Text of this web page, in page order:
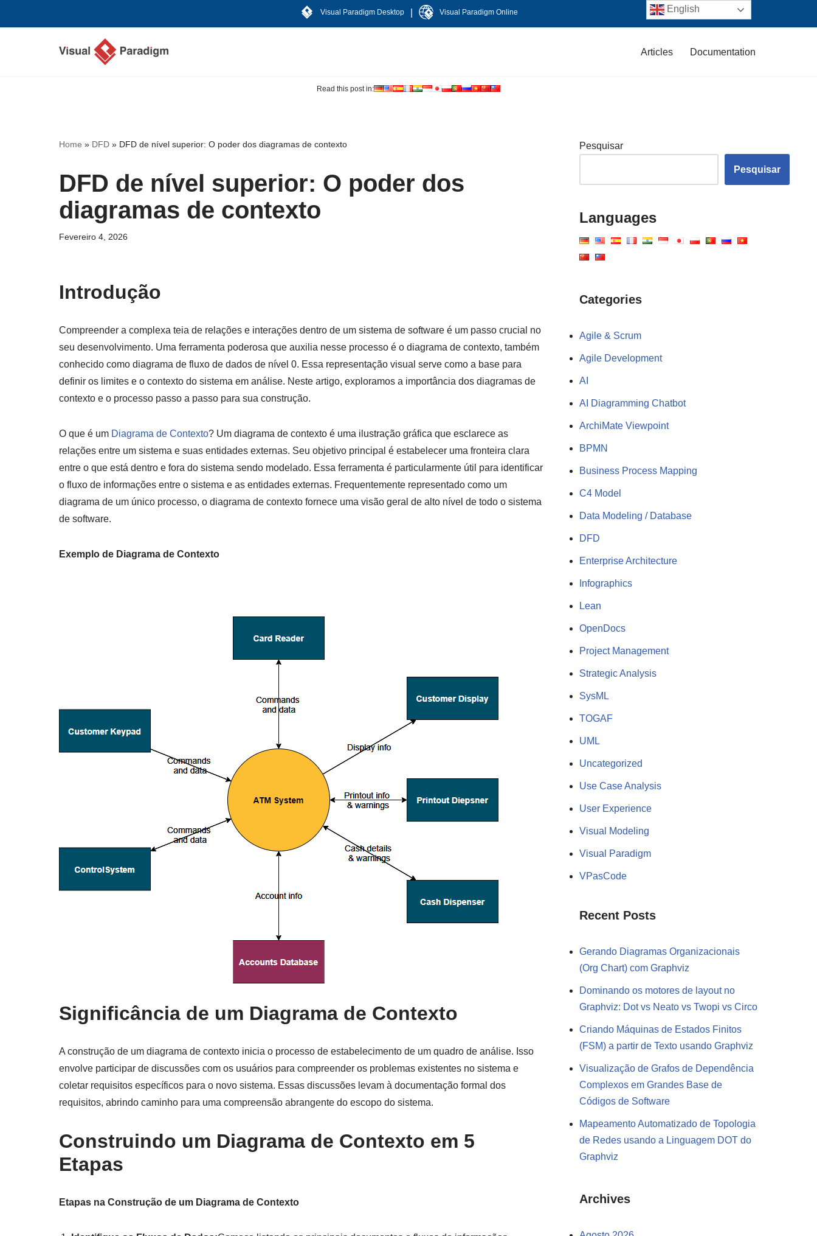
Visual Paradigm Desktop Visual Paradigm Online
Articles Documentation
Read this post in:
Home » DFD » DFD de nível superior: O poder dos diagramas de contexto
DFD de nível superior: O poder dos
diagramas de contexto
Fevereiro 4, 2026
Introdução
Compreender a complexa teia de relações e interações dentro de um sistema de software é um passo crucial no
seu desenvolvimento. Uma ferramenta poderosa que auxilia nesse processo é o diagrama de contexto, também
conhecido como diagrama de fluxo de dados de nível 0. Essa representação visual serve como a base para
definir os limites e o contexto do sistema em análise. Neste artigo, exploramos a importância dos diagramas de
contexto e o processo passo a passo para sua construção.
O que é um Diagrama de Contexto? Um diagrama de contexto é uma ilustração gráfica que esclarece as
relações entre um sistema e suas entidades externas. Seu objetivo principal é estabelecer uma fronteira clara
entre o que está dentro e fora do sistema sendo modelado. Essa ferramenta é particularmente útil para identificar
o fluxo de informações entre o sistema e as entidades externas. Frequentemente representado como um
diagrama de um único processo, o diagrama de contexto fornece uma visão geral de alto nível de todo o sistema
de software.
Exemplo de Diagrama de Contexto
Significância de um Diagrama de Contexto
A construção de um diagrama de contexto inicia o processo de estabelecimento de um quadro de análise. Isso
envolve participar de discussões com os usuários para compreender os problemas existentes no sistema e
coletar requisitos específicos para o novo sistema. Essas discussões levam à documentação formal dos
requisitos, abrindo caminho para uma compreensão abrangente do escopo do sistema.
Construindo um Diagrama de Contexto em 5
Etapas
Etapas na Construção de um Diagrama de Contexto
Pesquisar
Pesquisar
Languages
Categories
Agile & Scrum
Agile Development
AI
AI Diagramming Chatbot
ArchiMate Viewpoint
BPMN
Business Process Mapping
C4 Model
Data Modeling / Database
DFD
Enterprise Architecture
Infographics
Lean
OpenDocs
Project Management
Strategic Analysis
SysML
TOGAF
UML
Uncategorized
Use Case Analysis
User Experience
Visual Modeling
Visual Paradigm
VPasCode
Recent Posts
Gerando Diagramas Organizacionais
(Org Chart) com Graphviz
Dominando os motores de layout no
Graphviz: Dot vs Neato vs Twopi vs Circo
Criando Máquinas de Estados Finitos
(FSM) a partir de Texto usando Graphviz
Visualização de Grafos de Dependência
Complexos em Grandes Base de
Códigos de Software
Mapeamento Automatizado de Topologia
de Redes usando a Linguagem DOT do
Graphviz
Archives
English